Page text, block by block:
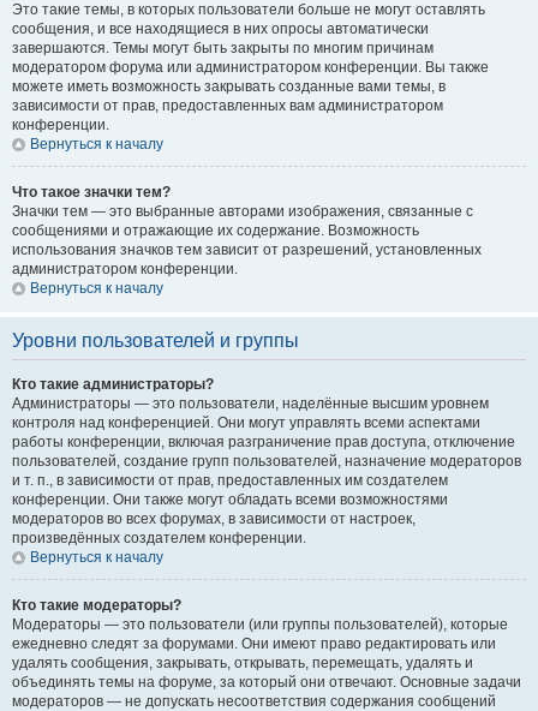
Это такие темы, в которых пользователи больше не могут оставлять
сообщения, и все находящиеся в них опросы автоматически
завершаются. Темы могут быть закрыты по многим причинам
модератором форума или администратором конференции. Вы также
можете иметь возможность закрывать созданные вами темы, в
зависимости от прав, предоставленных вам администратором
конференции.
Вернуться к началу
Что такое значки тем?
Значки тем — это выбранные авторами изображения, связанные с
сообщениями и отражающие их содержание. Возможность
использования значков тем зависит от разрешений, установленных
администратором конференции.
Вернуться к началу
Уровни пользователей и группы
Кто такие администраторы?
Администраторы — это пользователи, наделённые высшим уровнем
контроля над конференцией. Они могут управлять всеми аспектами
работы конференции, включая разграничение прав доступа, отключение
пользователей, создание групп пользователей, назначение модераторов
и т. п., в зависимости от прав, предоставленных им создателем
конференции. Они также могут обладать всеми возможностями
модераторов во всех форумах, в зависимости от настроек,
произведённых создателем конференции.
Вернуться к началу
Кто такие модераторы?
Модераторы — это пользователи (или группы пользователей), которые
ежедневно следят за форумами. Они имеют право редактировать или
удалять сообщения, закрывать, открывать, перемещать, удалять и
объединять темы на форуме, за который они отвечают. Основные задачи
модераторов — не допускать несоответствия содержания сообщений